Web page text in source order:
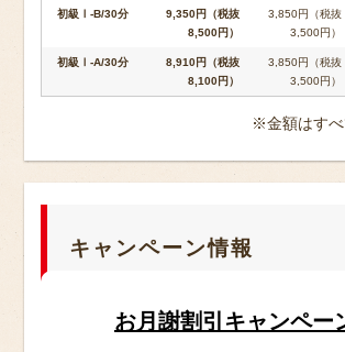
初級Ⅰ-B/30分
9,350円（税抜
8,500円）
3,850円（税抜
3,500円）
初級Ⅰ-A/30分
8,910円（税抜
8,100円）
3,850円（税抜
3,500円）
※金額はすべ
キャンペーン情報
お月謝割引キャンペー